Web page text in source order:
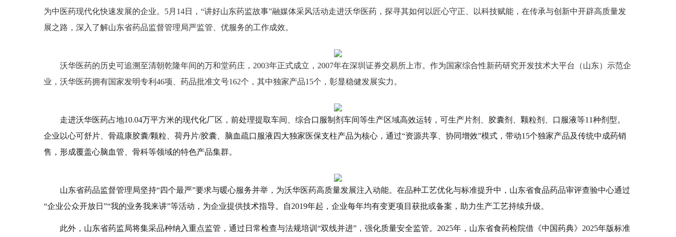
为中医药现代化快速发展的企业。5月14日，“讲好山东药监故事”融媒体采风活动走进沃华医药，探寻其如何以匠心守正、以科技赋能，在传承与创新中开辟高质量发
展之路， 深入了解山东省药品监督管理局严监管、优服务的工作成效。
沃华医药的历史可追溯至清朝乾隆年间的万和堂药庄， 2003年正式成立，2007年在深圳证券交易所上市。作为国家综合性新药研究开发技术大平台（山东）示范企
业，沃华医药拥有国家发明专利46项、药品批准文号162个，其中独家产品15个，彰显稳健发展实力。
走进沃华医药占地10.04万平方米的现代化厂区，前处理提取车间、综合口服制剂车间等生产区域高效运转，可生产片剂、胶囊剂、颗粒剂、口服液等11种剂型。
企业以心可舒片、骨疏康胶囊/颗粒、荷丹片/胶囊、脑血疏口服液四大独家医保支柱产品为核心，通过“资源共享、协同增效”模式，带动15个独家产品及传统中成药销
售，形成覆盖心脑血管、骨科等领域的特色产品集群。
山东省药品监督管理局坚持“四个最严”要求与暖心服务并举，为沃华医药高质量发展注入动能。在品种工艺优化与标准提升中，山东省食品药品审评查验中心通过
“企业公众开放日”“我的业务我来讲”等活动，为企业提供技术指导。自2019年起，企业每年均有变更项目获批或备案，助力生产工艺持续升级。
此外，山东省药监局将集采品种纳入重点监管，通过日常检查与法规培训 “双线并进”，强化质量安全监管。2025年，山东省食药检院借《中国药典》2025年版标准